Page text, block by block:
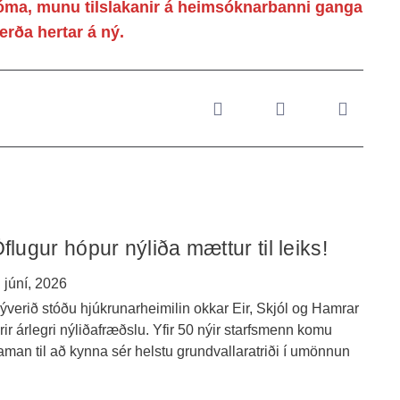
munu tilslakanir á heimsóknarbanni ganga
hertar á ný.
hópur nýliða mættur til leiks!
júní, 2026
stóðu hjúkrunarheimilin okkar Eir, Skjól og Hamrar
árlegri nýliðafræðslu. Yfir 50 nýir starfsmenn komu
til að kynna sér helstu grundvallaratriði í umönnun